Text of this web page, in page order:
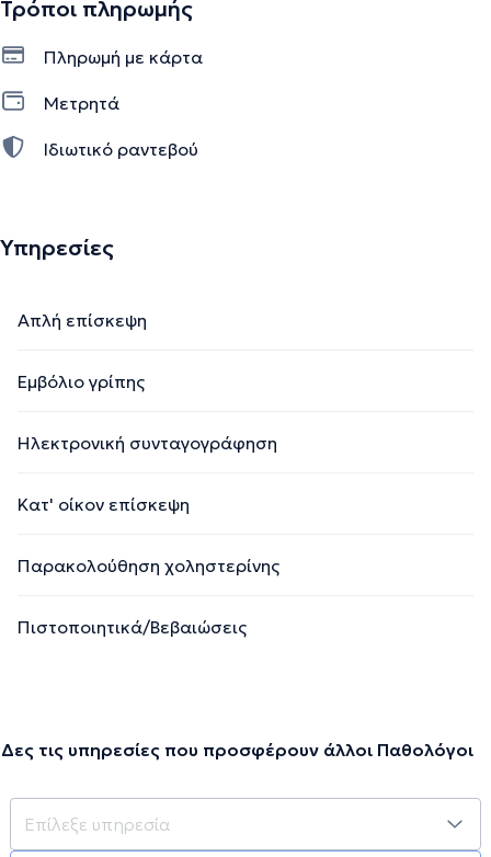
Τρόποι πληρωμής
Πληρωμή με κάρτα
Μετρητά
Ιδιωτικό ραντεβού
Υπηρεσίες
Απλή επίσκεψη
Εμβόλιο γρίπης
Ηλεκτρονική συνταγογράφηση
Κατ' οίκον επίσκεψη
Παρακολούθηση χοληστερίνης
Πιστοποιητικά/Βεβαιώσεις
Δες τις υπηρεσίες που προσφέρουν άλλοι Παθολόγοι